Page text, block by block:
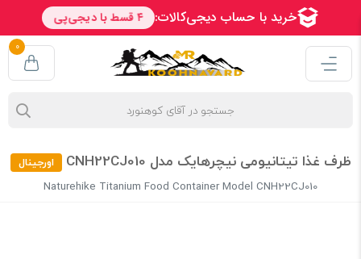
0
ظرف غذا تیتانیومی نیچرهایک مدل CNH22CJ010 اورجینال
Naturehike Titanium Food Container Model CNH22CJ010